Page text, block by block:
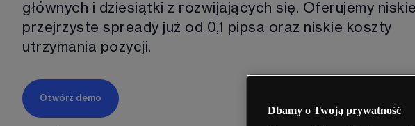
głównych i dziesiątki z rozwijających się. Oferujemy
przejrzyste spready już od 0,1 pipsa oraz niskie koszty
utrzymania pozycji.
Otwórz demo
Dbamy o Twoją prywatność